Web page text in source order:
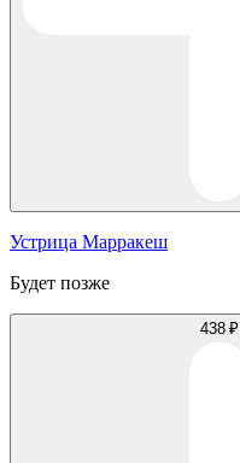
Устрица Марракеш
Будет позже
438 ₽